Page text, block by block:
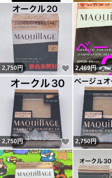
2,750円 いいね！
2,469円
2,750円 いいね！
2,750円